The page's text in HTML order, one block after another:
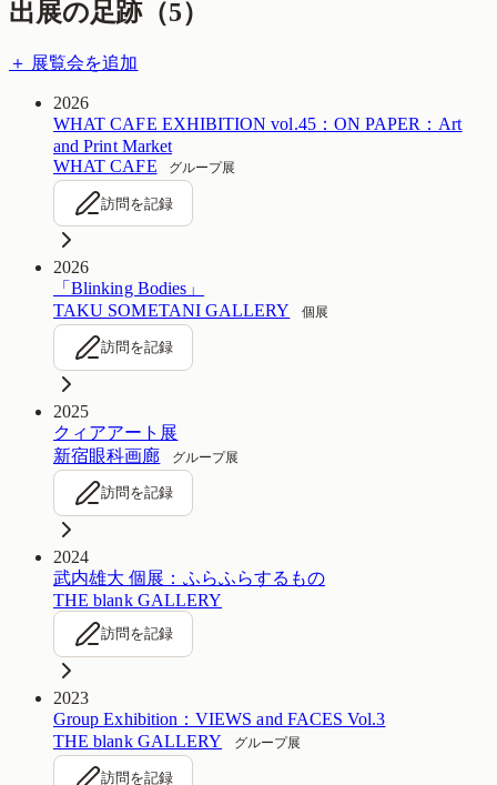
出展の足跡（5）
＋ 展覧会を追加
2026
WHAT CAFE EXHIBITION vol.45：ON PAPER：Art
and Print Market
WHAT CAFE
グループ展
訪問を記録
2026
「Blinking Bodies」
TAKU SOMETANI GALLERY
個展
訪問を記録
2025
クィアアート展
新宿眼科画廊
グループ展
訪問を記録
2024
武内雄大 個展：ふらふらするもの
THE blank GALLERY
訪問を記録
2023
Group Exhibition：VIEWS and FACES Vol.3
THE blank GALLERY
グループ展
訪問を記録